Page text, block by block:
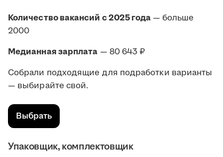
Количество вакансий с 2025 года — больше
2000
Медианная зарплата — 80 643 ₽
Собрали подходящие для подработки варианты
— выбирайте свой.
Выбрать
Упаковщик, комплектовщик